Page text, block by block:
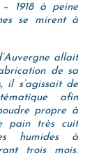
1918 à peine
se mirent à
allait
de sa
il s’agissait de
afin
propre à
pain très cuit
humides à
trois mois.